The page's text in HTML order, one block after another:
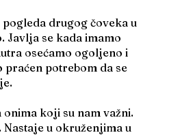
drugog čoveka u
Javlja se kada imamo
osećamo ogoljeno i
praćen potrebom da se
koji su nam važni.
u okruženjima u